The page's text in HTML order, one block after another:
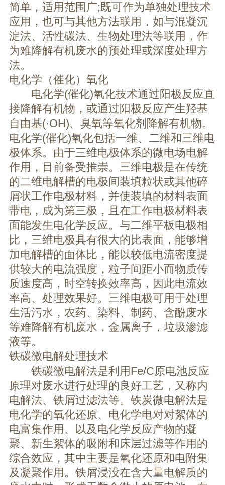
简单，适用范围广;既可作为单独处理技术
应用，也可与其他方法联用，如与混凝沉
淀法、活性碳法、生物处理法等联用，作
为难降解有机废水的预处理或深度处理方
法。
电化学（催化）氧化
电化学(催化)氧化技术通过阳极反应直
接降解有机物，或通过阳极反应产生羟基
自由基(·OH)、臭氧等氧化剂降解有机物。
电化学(催化)氧化包括一维、二维和三维电
极体系。由于三维电极体系的微电场电解
作用，目前备受推崇。三维电极是在传统
的二维电解槽的电极间装填粒状或其他碎
屑状工作电极材料，并使装填的材料表面
带电，成为第三极，且在工作电极材料表
面能发生电化学反应。与二维平板电极相
比，三维电极具有很大的比表面，能够增
加电解槽的面体比，能以较低电流密度提
供较大的电流强度，粒子间距小而物质传
质速度高，时空转换效率高，因此电流效
率高、处理效果好。三维电极可用于处理
生活污水，农药、染料、制药、含酚废水
等难降解有机废水，金属离子，垃圾渗滤
液等。
铁碳微电解处理技术
铁碳微电解法是利用Fe/C原电池反应
原理对废水进行处理的良好工艺，又称内
电解法、铁屑过滤法等。铁炭微电解法是
电化学的氧化还原、电化学电对对絮体的
电富集作用、以及电化学反应产物的凝
聚、新生絮体的吸附和床层过滤等作用的
综合效应，其中主要是氧化还原和电附集
及凝聚作用。铁屑浸没在含大量电解质的